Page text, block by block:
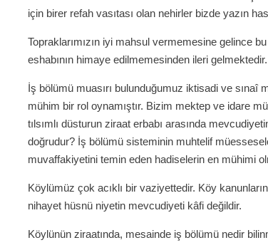
için birer refah vasıtası olan nehirler bizde yazın
Topraklarımızın iyi mahsul vermemesine gelince
eshabının himaye edilmemesinden ileri gelmektedir.
İş bölümü muasırı bulunduğumuz iktisadi ve
mühim bir rol oynamıştır. Bizim mektep ve idare
tılsımlı düsturun ziraat erbabı arasında
doğrudur? İş bölümü sisteminin muhtelif
muvaffakiyetini temin eden hadiselerin en mühimi
Köylümüz çok acıklı bir vaziyettedir. Köy
nihayet hüsnü niyetin mevcudiyeti kâfi değildir.
Köylünün ziraatında, mesainde iş bölümü nedir